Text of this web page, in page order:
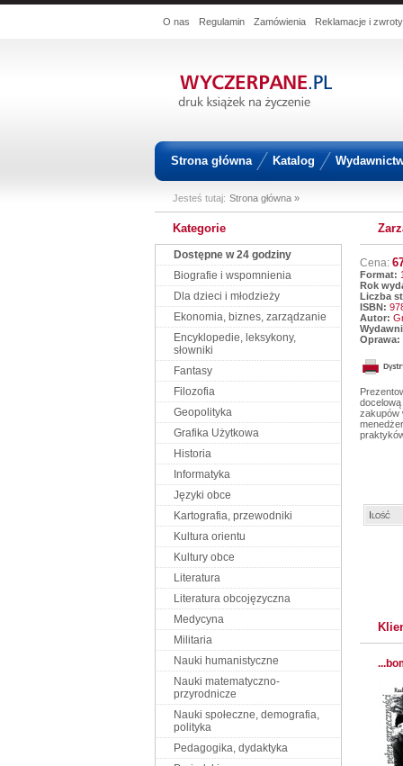
O nas Regulamin Zamówienia Reklamacje i zwroty
Strona główna Katalog
Jesteś tutaj: Strona główna »
Kategorie
Dostępne w 24 godziny
Biografie i wspomnienia
Dla dzieci i młodzieży
Ekonomia, biznes, zarządzanie
Encyklopedie, leksykony,
słowniki
Fantasy
Filozofia
Geopolityka
Grafika Użytkowa
Historia
Informatyka
Języki obce
Kartografia, przewodniki
Kultura orientu
Kultury obce
Literatura
Literatura obcojęzyczna
Medycyna
Militaria
Nauki humanistyczne
Nauki matematyczno-
przyrodnicze
Nauki społeczne, demografia,
polityka
Pedagogika, dydaktyka
Cena:
Format:
Rok
Liczba
ISBN:
Autor:
Oprawa:
zakupów
Ilość